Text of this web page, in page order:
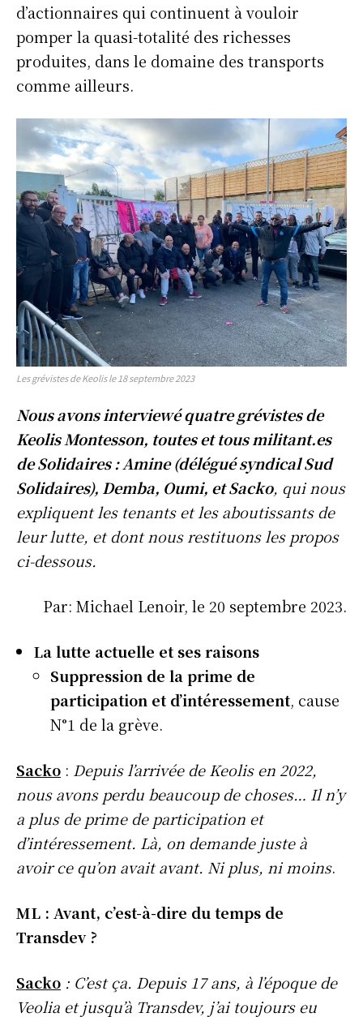
d’actionnaires qui continuent à vouloir
pomper la quasi-totalité des richesses
produites, dans le domaine des transports
comme ailleurs.
Les grévistes de Keolis le 18 septembre 2023
Nous avons interviewé quatre grévistes de
Keolis Montesson, toutes et tous militant.es
de Solidaires : Amine (délégué syndical Sud
Solidaires), Demba, Oumi, et Sacko, qui nous
expliquent les tenants et les aboutissants de
leur lutte, et dont nous restituons les propos
ci-dessous.
Par: Michael Lenoir, le 20 septembre 2023.
La lutte actuelle et ses raisons
Suppression de la prime de
participation et d’intéressement, cause
N°1 de la grève.
Sacko : Depuis l’arrivée de Keolis en 2022,
nous avons perdu beaucoup de choses… Il n’y
a plus de prime de participation et
d’intéressement. Là, on demande juste à
avoir ce qu’on avait avant. Ni plus, ni moins.
ML : Avant, c’est-à-dire du temps de
Transdev ?
Sacko : C’est ça. Depuis 17 ans, à l’époque de
Veolia et jusqu’à Transdev, j’ai toujours eu